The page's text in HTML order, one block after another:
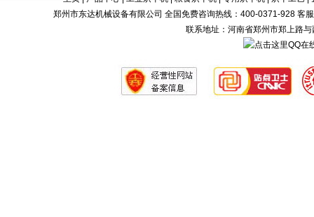
郑州市东达机械设备有限公司 全国免费咨询热线：400-0371-928
联系地址：河南省郑州市郑上路